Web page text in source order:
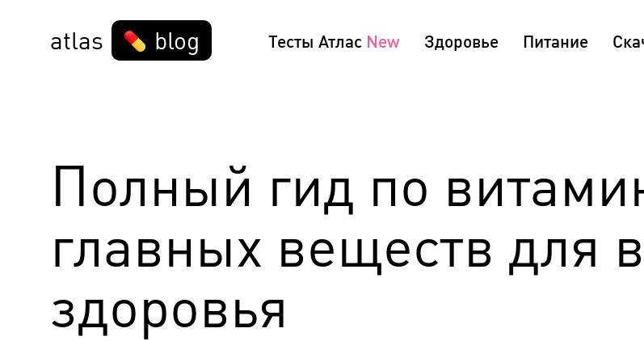
atlas blog Тесты Атлас Здоровье Питание
Полный гид по
главных веществ для
здоровья